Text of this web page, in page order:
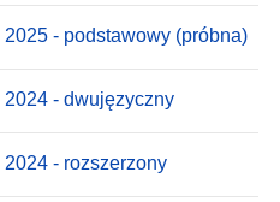
- podstawowy (próbna)
- dwujęzyczny
- rozszerzony